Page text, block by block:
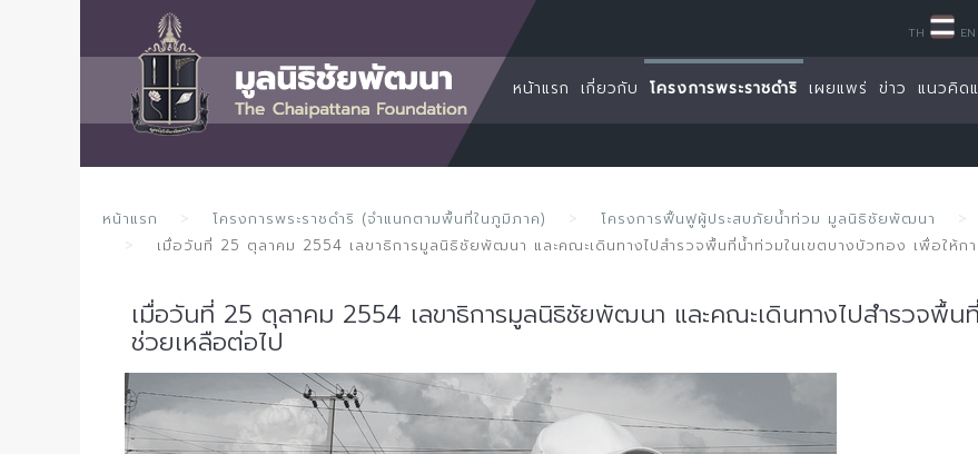
หน้าแรก เกี่ยวกับ โครงการพระราชดำริ เผยแพร่ ข่าว แนวคิด
TH EN
หน้าแรก โครงการพระราชดำริ (จำแนกตามพื้นที่ในภูมิภาค) โครงการฟื้นฟูผู้ประสบภัยน้ำท่วม มูลนิธิชัยพัฒนา
เมื่อวันที่ 25 ตุลาคม 2554 เลขาธิการมูลนิธิชัยพัฒนา และคณะเดินทางไปสำรวจพื้นที่น้ำท่วมในเขตบางบัวทอง เพื่อให้ก
เมื่อวันที่ 25 ตุลาคม 2554 เลขาธิการมูลนิธิชัยพัฒนา และคณะเดินทางไปสำรวจพื้น
ช่วยเหลือต่อไป